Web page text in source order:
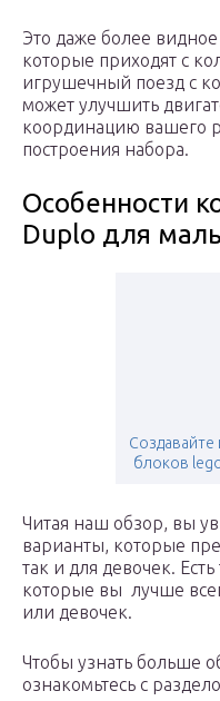
Это даже более
которые приходят с
игрушечный поезд с
может улучшить
координацию вашего
построения набора.
Особенности
Duplo для
Создавайте
блоков
Читая наш обзор, вы
варианты, которые
так и для девочек.
которые вы лучше
или девочек.
Чтобы узнать больше
ознакомьтесь с